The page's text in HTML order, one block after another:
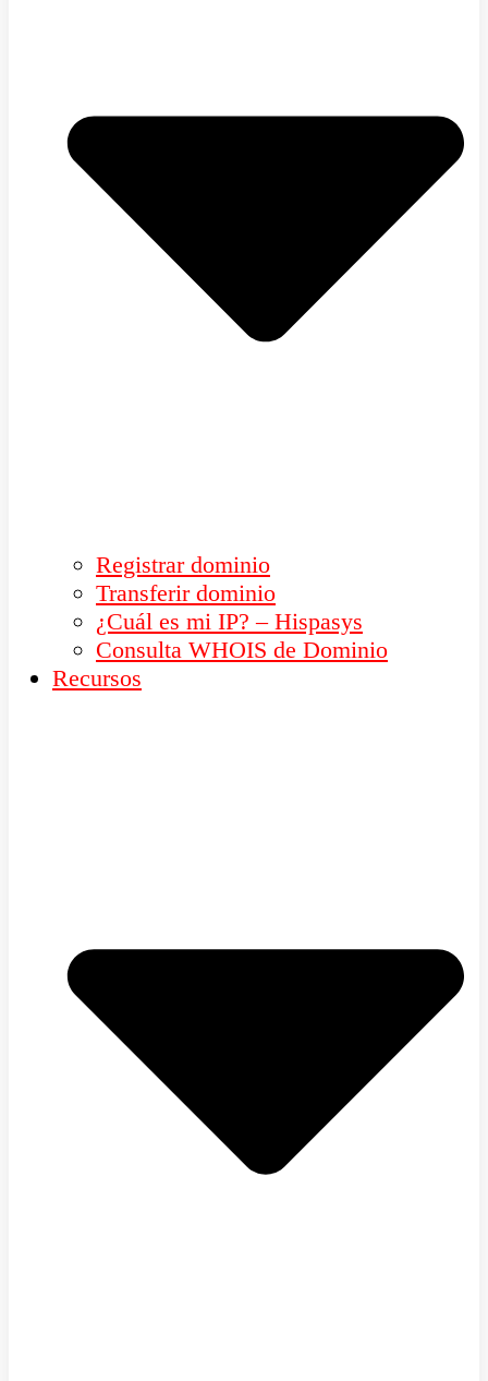
Registrar dominio
Transferir dominio
¿Cuál es mi IP? – Hispasys
Consulta WHOIS de Dominio
Recursos